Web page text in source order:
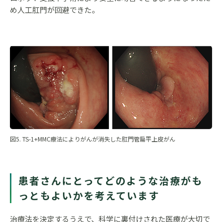
め人工肛門が回避できた。
図5. TS-1+MMC療法によりがんが消失した肛門管扁平上皮がん
患者さんにとってどのような治療がも
っともよいかを考えています
治療法を決定するうえで、科学に裏付けされた医療が大切で